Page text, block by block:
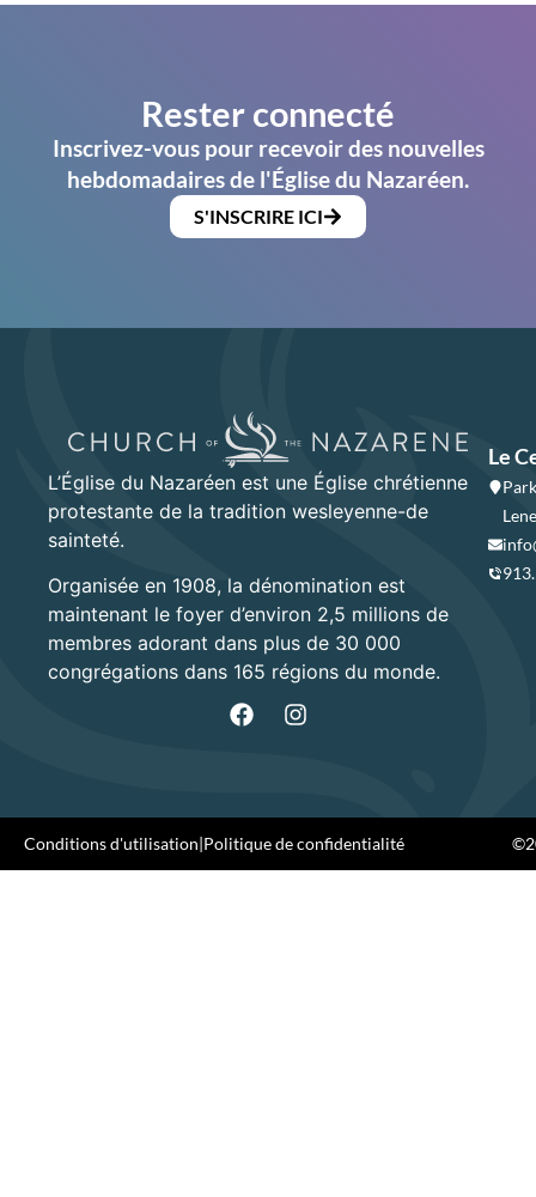
Rester connecté
Inscrivez-vous pour recevoir des nouvelles
hebdomadaires de l'Église du Nazaréen.
S'INSCRIRE ICI
L’Église du Nazaréen est une Église chrétienne
protestante de la tradition wesleyenne-de
sainteté.
Organisée en 1908, la dénomination est
maintenant le foyer d’environ 2,5 millions de
membres adorant dans plus de 30 000
congrégations dans 165 régions du monde.
Le
Conditions d'utilisation|Politique de confidentialité